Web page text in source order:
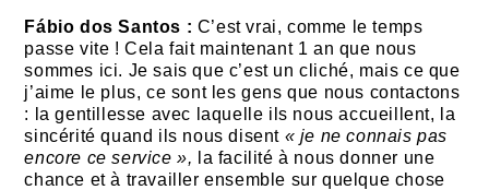
Fábio dos Santos : C’est vrai, comme le temps
passe vite ! Cela fait maintenant 1 an que nous
sommes ici. Je sais que c’est un cliché, mais ce que
j’aime le plus, ce sont les gens que nous contactons
: la gentillesse avec laquelle ils nous accueillent, la
sincérité quand ils nous disent « je ne connais pas
encore ce service », la facilité à nous donner une
chance et à travailler ensemble sur quelque chose